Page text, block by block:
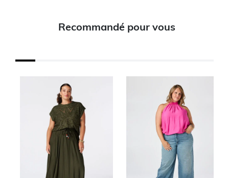
Recommandé pour vous